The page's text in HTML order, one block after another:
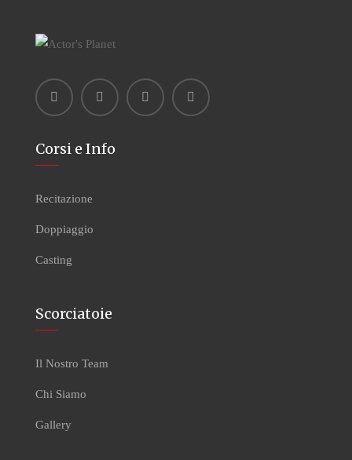
Corsi e Info
Recitazione
Doppiaggio
Casting
Scorciatoie
Il Nostro Team
Chi Siamo
Gallery